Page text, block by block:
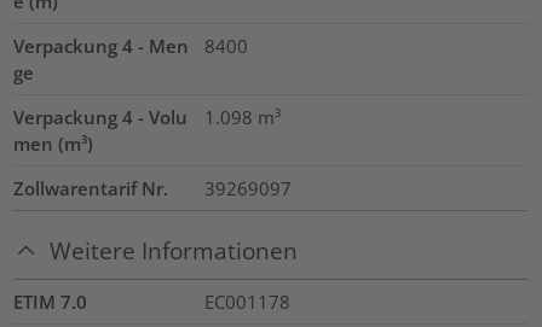
Verpackung 4 - Men
ge
8400
Verpackung 4 - Volu
men (m³)
1.098 m³
Zollwarentarif Nr. 39269097
Weitere Informationen
ETIM 7.0
EC001178